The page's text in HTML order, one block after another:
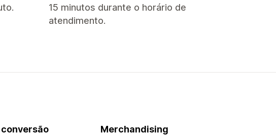
15 minutos durante o horário de
atendimento.
Merchandising